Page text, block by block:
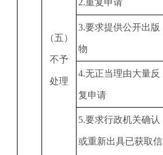
（五）
不予
处理
2.重复申请
3.要求提供公开出版
物
4.无正当理由大量反
复申请
5.要求行政机关确认
或重新出具已获取信